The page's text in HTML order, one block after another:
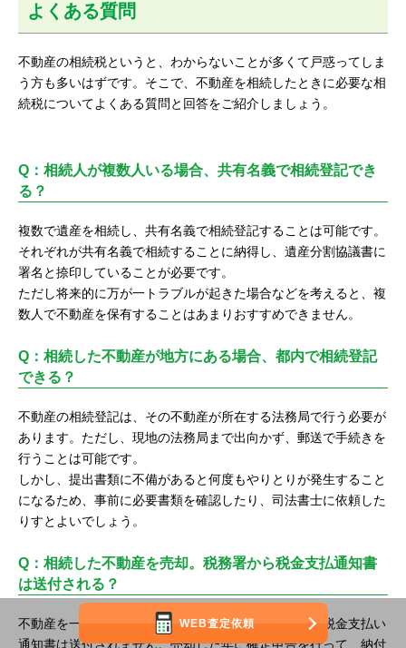
よくある質問
不動産の相続税というと、わからないことが多くて戸惑ってしま
う方も多いはずです。そこで、不動産を相続したときに必要な相
続税についてよくある質問と回答をご紹介しましょう。
Q：相続人が複数人いる場合、共有名義で相続登記でき
る？
複数で遺産を相続し、共有名義で相続登記することは可能です。
それぞれが共有名義で相続することに納得し、遺産分割協議書に
署名と捺印していることが必要です。
ただし将来的に万が一トラブルが起きた場合などを考えると、複
数人で不動産を保有することはあまりおすすめできません。
Q：相続した不動産が地方にある場合、都内で相続登記
できる？
不動産の相続登記は、その不動産が所在する法務局で行う必要が
あります。ただし、現地の法務局まで出向かず、郵送で手続きを
行うことは可能です。
しかし、提出書類に不備があると何度もやりとりが発生すること
になるため、事前に必要書類を確認したり、司法書士に依頼した
りすとよいでしょう。
Q：相続した不動産を売却。税務署から税金支払通知書
は送付される？
不動産を一旦相続した後に売却した場合、税務署から税金支払い
通知書は送付されません。売却した年に確定申告を行って、納付
WEB査定依頼